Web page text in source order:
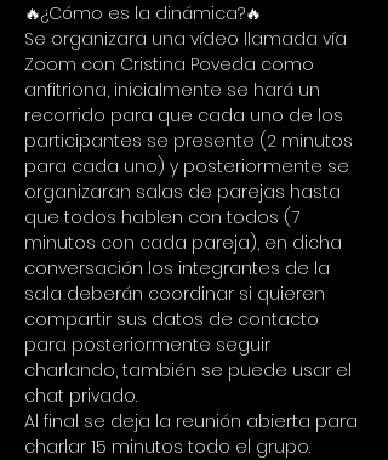
🔥¿Cómo es la dinámica?🔥
Se organizara una vídeo llamada vía
Zoom con Cristina Poveda como
anfitriona, inicialmente se hará un
recorrido para que cada uno de los
participantes se presente (2 minutos
para cada uno) y posteriormente se
organizaran salas de parejas hasta
que todos hablen con todos (7
minutos con cada pareja), en dicha
conversación los integrantes de la
sala deberán coordinar si quieren
compartir sus datos de contacto
para posteriormente seguir
charlando, también se puede usar el
chat privado.
Al final se deja la reunión abierta para
charlar 15 minutos todo el grupo.